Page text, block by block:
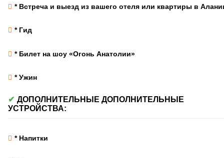
* Встреча и выезд из вашего отеля или квартиры в
* Гид
* Билет на шоу «Огонь Анатолии»
* Ужин
ДОПОЛНИТЕЛЬНЫЕ ДОПОЛНИТЕЛЬНЫЕ
УСТРОЙСТВА:
* Напитки